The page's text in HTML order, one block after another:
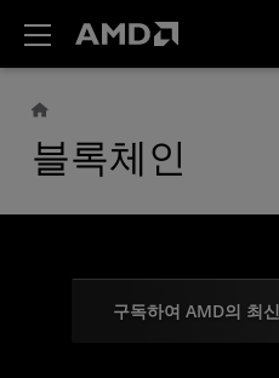
블록체인
구독하여 AMD의 최